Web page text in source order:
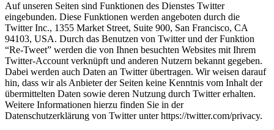
Auf unseren Seiten sind Funktionen des Dienstes Twitter
eingebunden. Diese Funktionen werden angeboten durch die
Twitter Inc., 1355 Market Street, Suite 900, San Francisco, CA
94103, USA. Durch das Benutzen von Twitter und der Funktion
“Re-Tweet” werden die von Ihnen besuchten Websites mit Ihrem
Twitter-Account verknüpft und anderen Nutzern bekannt gegeben.
Dabei werden auch Daten an Twitter übertragen. Wir weisen darauf
hin, dass wir als Anbieter der Seiten keine Kenntnis vom Inhalt der
übermittelten Daten sowie deren Nutzung durch Twitter erhalten.
Weitere Informationen hierzu finden Sie in der
Datenschutzerklärung von Twitter unter https://twitter.com/privacy.